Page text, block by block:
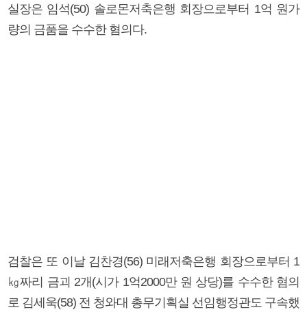
실장은 임석(50) 솔로몬저축은행 회장으로부터 1억 원가
량의 금품을 수수한 혐의다.
검찰은 또 이날 김찬경(56) 미래저축은행 회장으로부터 1
㎏짜리 금괴 2개(시가 1억2000만 원 상당)를 수수한 혐의
로 김세욱(58) 전 청와대 총무기획실 선임행정관도 구속했